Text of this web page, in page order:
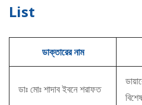
List
ডাক্তারের নাম
ডাঃ মোঃ শাদাব ইবনে শরাফত